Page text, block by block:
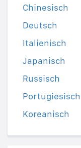
Chinesisch
Deutsch
Italienisch
Japanisch
Russisch
Portugiesisch
Koreanisch